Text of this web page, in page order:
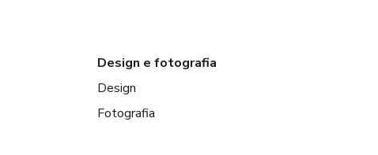
Design e fotografia
Design
Fotografia